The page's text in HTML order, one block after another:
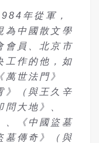
年從軍，
為中國散文學
會員、北京市
工作的他，如
世法門》
》（與王久辛
大地》、
、《中國盜墓
墓傳奇》（與